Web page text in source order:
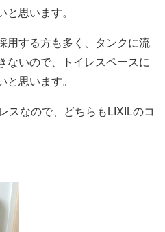
と思います。
用する方も多く、タンクに流
ないので、トイレスペースに
と思います。
スなので、どちらもLIXILのコ